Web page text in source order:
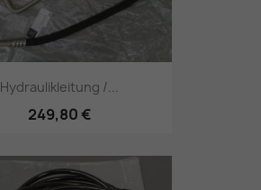
Hydraulikleitung /...
249,80 €